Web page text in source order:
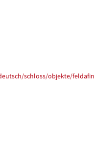
schloss/objekte/